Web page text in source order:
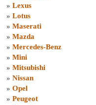
» Lexus
» Lotus
» Maserati
» Mazda
» Mercedes-Benz
» Mini
» Mitsubishi
» Nissan
» Opel
» Peugeot